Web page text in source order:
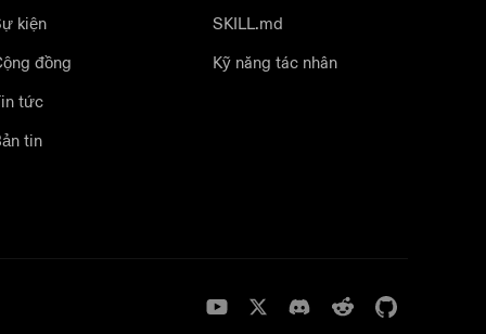
kiện
đồng
tức
tin
SKILL.md
Kỹ năng tác nhân